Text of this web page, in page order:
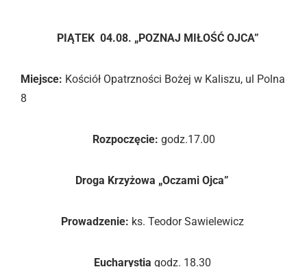
PIĄTEK 04.08. „POZNAJ MIŁOŚĆ OJCA”
Miejsce: Kościół Opatrzności Bożej w Kaliszu, ul Polna
8
Rozpoczęcie: godz.17.00
Droga Krzyżowa „Oczami Ojca”
Prowadzenie: ks. Teodor Sawielewicz
Eucharystia godz. 18.30